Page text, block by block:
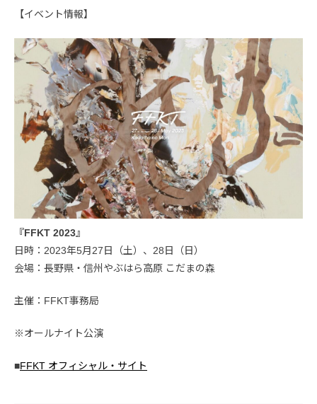
【イベント情報】
『FFKT 2023』
日時：2023年5月27日（土）、28日（日）
会場：長野県・信州やぶはら高原 こだまの森
主催：FFKT事務局
※オールナイト公演
■FFKT オフィシャル・サイト